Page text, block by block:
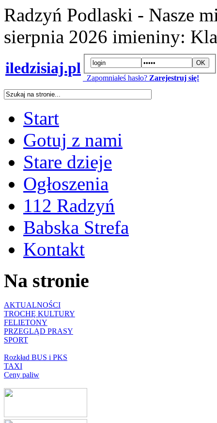
Radzyń Podlaski - Nasze
sierpnia 2026 imieniny:
iledzisiaj.pl
Zapomniałeś hasło? Zarejestruj się!
Start
Gotuj z nami
Stare dzieje
Ogłoszenia
112 Radzyń
Babska Strefa
Kontakt
Na stronie
AKTUALNOŚCI
TROCHĘ KULTURY
FELIETONY
PRZEGLĄD PRASY
SPORT
Rozkład BUS i PKS
TAXI
Ceny paliw